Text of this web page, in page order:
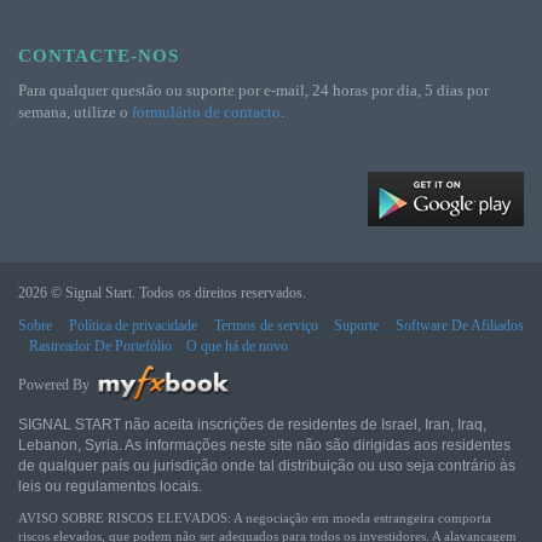
CONTACTE-NOS
Para qualquer questão ou suporte por e-mail, 24 horas por dia, 5 dias por
semana, utilize o formulário de contacto.
2026 © Signal Start. Todos os direitos reservados.
Sobre
Política de privacidade Termos de serviço Suporte
Software De Afiliados
Rastreador De Portefólio
O que há de novo
Powered By
SIGNAL START não aceita inscrições de residentes de Israel, Iran, Iraq,
Lebanon, Syria. As informações neste site não são dirigidas aos residentes
de qualquer país ou jurisdição onde tal distribuição ou uso seja contrário às
leis ou regulamentos locais.
AVISO SOBRE RISCOS ELEVADOS: A negociação em moeda estrangeira comporta
riscos elevados, que podem não ser adequados para todos os investidores. A alavancagem